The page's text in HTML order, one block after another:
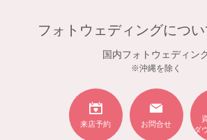
フォトウェディングにつ
国内フォトウェディン
※沖縄を除く
来店予約 お問合せ
ダ